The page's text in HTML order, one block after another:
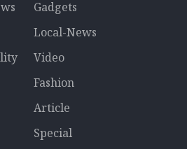
Gadgets
Local-News
Video
Fashion
Article
Special